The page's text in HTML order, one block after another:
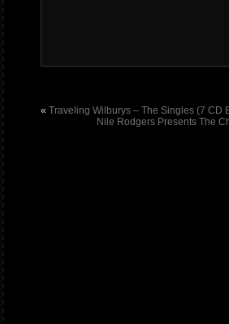
« Traveling Wilburys – The Singles (7 CD
Nile Rodgers Presents The